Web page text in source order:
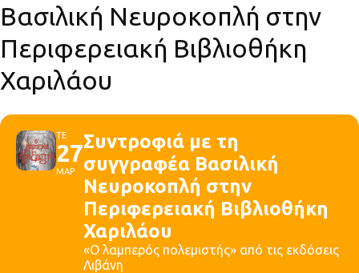
Βασιλική Νευροκοπλή στην
Περιφερειακή Βιβλιοθήκη
Χαριλάου
ΤΕ
27
ΜΑΡ
Συντροφιά με τη
συγγραφέα Βασιλική
Νευροκοπλή στην
Περιφερειακή Βιβλιοθήκη
Χαριλάου
«Ο λαμπερός πολεμιστής» από τις εκδόσεις
Λιβάνη